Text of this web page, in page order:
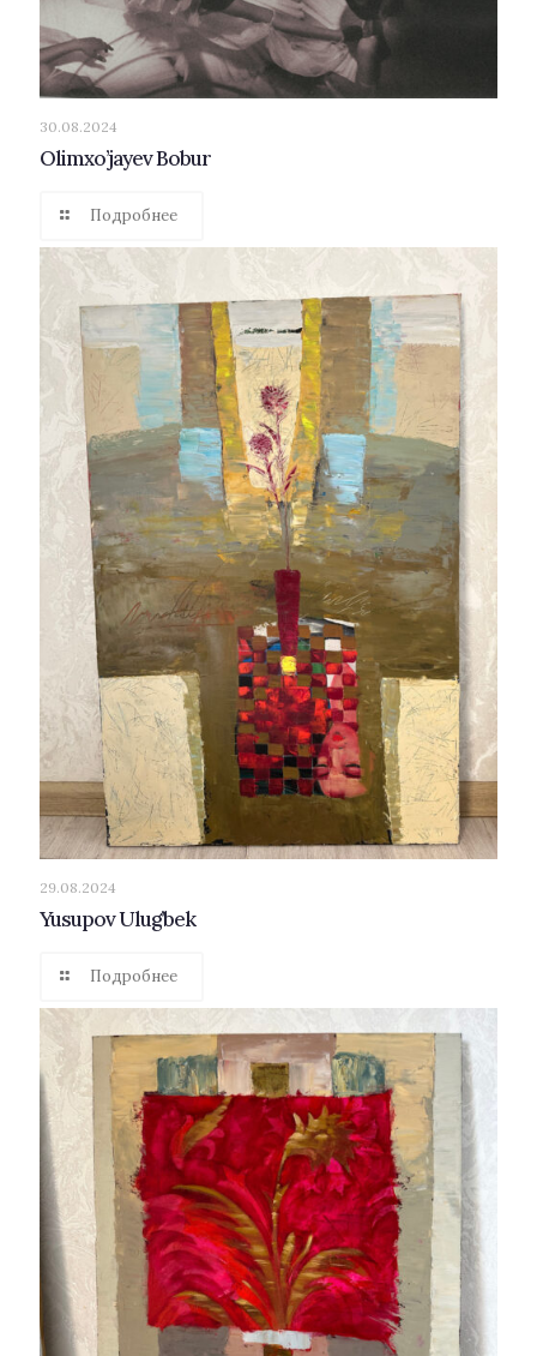
30.08.2024
Olimxo’jayev Bobur
Подробнее
29.08.2024
Yusupov Ulug’bek
Подробнее